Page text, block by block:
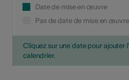
Date de mise en œuvre
Pas de date de mise en œuvre
Cliquez sur une date pour ajouter
calendrier.